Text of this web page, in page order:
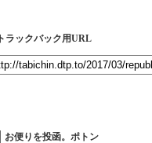
トラックバック用URL
お便りを投函。ポトン